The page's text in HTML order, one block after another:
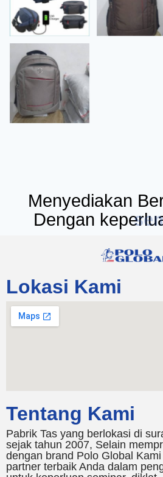
Menyediakan
Dengan
Lokasi Kami
Tentang Kami
Pabrik Tas yang berlokasi di
sejak tahun 2007, Selain
dengan brand Polo Global
partner terbaik Anda dalam